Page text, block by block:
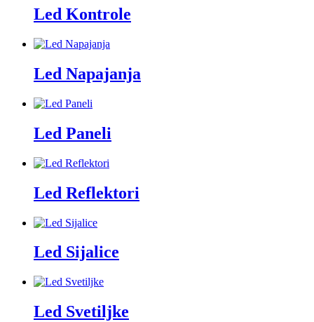
Led Kontrole
Led Napajanja
Led Paneli
Led Reflektori
Led Sijalice
Led Svetiljke